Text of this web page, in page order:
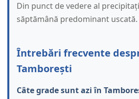
Din punct de vedere al
săptămână predominant uscată.
Întrebări frecvente
Tamborești
Câte grade sunt azi în